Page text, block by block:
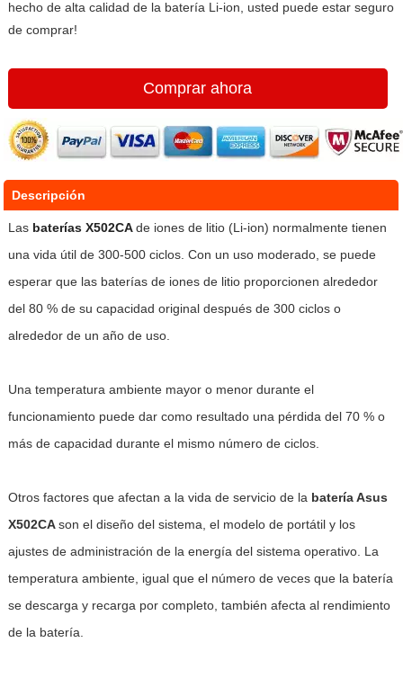
hecho de alta calidad de la batería Li-ion, usted puede estar seguro
de comprar!
Comprar ahora
Descripción
Las baterías X502CAde iones de litio (Li-ion) normalmente tienen
una vida útil de 300-500 ciclos. Con un uso moderado, se puede
esperar que las baterías de iones de litio proporcionen alrededor
del 80 % de su capacidad original después de 300 ciclos o
alrededor de un año de uso.
Una temperatura ambiente mayor o menor durante el
funcionamiento puede dar como resultado una pérdida del 70 % o
más de capacidad durante el mismo número de ciclos.
Otros factores que afectan a la vida de servicio de la batería Asus
X502CAson el diseño del sistema, el modelo de portátil y los
ajustes de administración de la energía del sistema operativo. La
temperatura ambiente, igual que el número de veces que la batería
se descarga y recarga por completo, también afecta al rendimiento
de la batería.